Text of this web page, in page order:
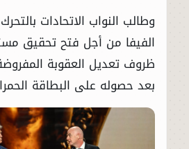
وطالب النواب الاتحادات
الفيفا من أجل فتح تحقيق
ظروف تعديل العقوبة
بعد حصوله على البطاقة